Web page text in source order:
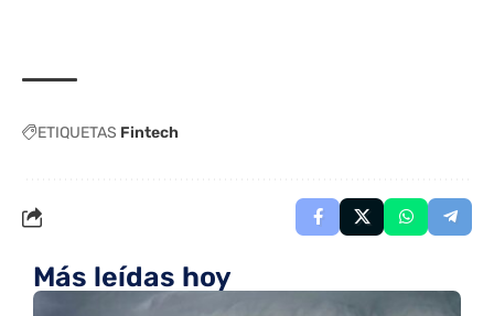
ETIQUETAS Fintech
Más leídas hoy